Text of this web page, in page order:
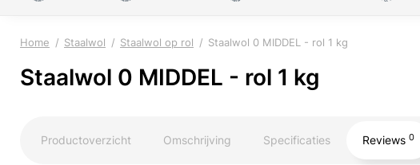
Home Staalwol Staalwol op rol Staalwol 0 MIDDEL - rol 1 kg
Staalwol 0 MIDDEL - rol 1 kg
Productoverzicht Omschrijving Specificaties Reviews 0